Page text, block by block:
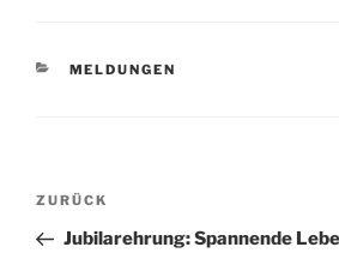
KATEGORIEN
MELDUNGEN
Beitragsnavigation
Vorheriger
Beitrag
ZURÜCK
Jubilarehrung: Spannende